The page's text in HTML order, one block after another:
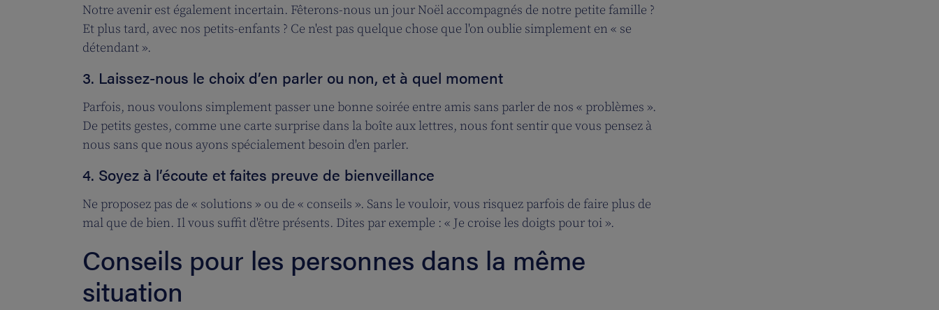
Notre avenir est également incertain. Fêterons-nous un jour Noël accompagnés de notre petite famille ?
Et plus tard, avec nos petits-enfants ? Ce n'est pas quelque chose que l'on oublie simplement en « se
détendant ».
3. Laissez-nous le choix d’en parler ou non, et à quel moment
Parfois, nous voulons simplement passer une bonne soirée entre amis sans parler de nos « problèmes ».
De petits gestes, comme une carte surprise dans la boîte aux lettres, nous font sentir que vous pensez à
nous sans que nous ayons spécialement besoin d'en parler.
4. Soyez à l’écoute et faites preuve de bienveillance
Ne proposez pas de « solutions » ou de « conseils ». Sans le vouloir, vous risquez parfois de faire plus de
mal que de bien. Il vous suffit d'être présents. Dites par exemple : « Je croise les doigts pour toi ».
Conseils pour les personnes dans la même
situation